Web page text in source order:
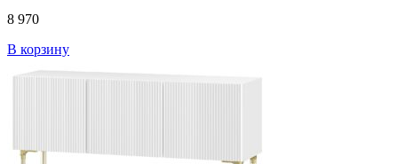
8 970
В корзину